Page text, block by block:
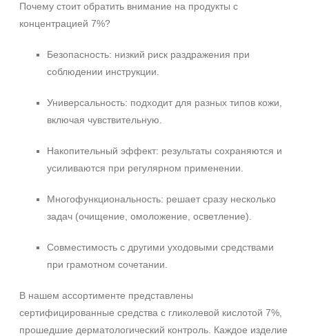
Почему стоит обратить внимание на продукты с
концентрацией 7%?
Безопасность: низкий риск раздражения при
соблюдении инструкции.
Универсальность: подходит для разных типов кожи,
включая чувствительную.
Накопительный эффект: результаты сохраняются и
усиливаются при регулярном применении.
Многофункциональность: решает сразу несколько
задач (очищение, омоложение, осветление).
Совместимость с другими уходовыми средствами
при грамотном сочетании.
В нашем ассортименте представлены
сертифицированные средства с гликолевой кислотой 7%,
прошедшие дерматологический контроль. Каждое изделие